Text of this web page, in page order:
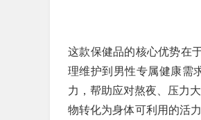
这款保健品的核心优势在
理维护到男性专属健康需
力，帮助应对熬夜、压力
物转化为身体可利用的活